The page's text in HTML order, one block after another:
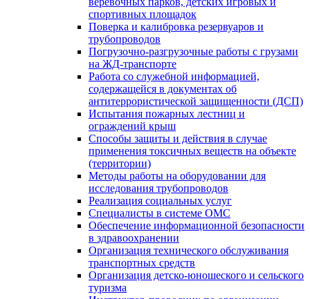
спортивных площадок
Поверка и калибровка резервуаров и
трубопроводов
Погрузочно-разгрузочные работы с грузами
на ЖД-транспорте
Работа со служебной информацией,
содержащейся в документах об
антитеррористической защищенности (ДСП)
Испытания пожарных лестниц и
ограждений крыш
Способы защиты и действия в случае
применения токсичных веществ на объекте
(территории)
Методы работы на оборудовании для
исследования трубопроводов
Реализация социальных услуг
Специалисты в системе ОМС
Обеспечение информационной безопасности
в здравоохранении
Организация технического обслуживания
транспортных средств
Организация детско-юношеского и сельского
туризма